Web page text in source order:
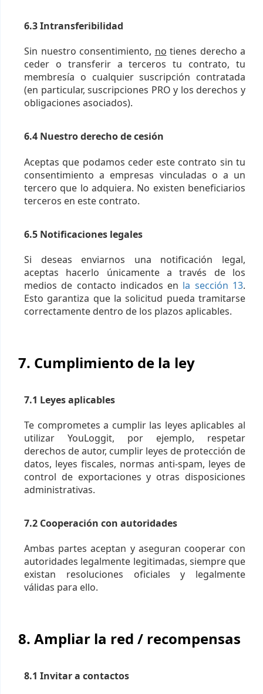
6.3 Intransferibilidad
Sin nuestro consentimiento, no tienes derecho a
ceder o transferir a terceros tu contrato, tu
membresía o cualquier suscripción contratada
(en particular, suscripciones PRO y los derechos y
obligaciones asociados).
6.4 Nuestro derecho de cesión
Aceptas que podamos ceder este contrato sin tu
consentimiento a empresas vinculadas o a un
tercero que lo adquiera. No existen beneficiarios
terceros en este contrato.
6.5 Notificaciones legales
Si deseas enviarnos una notificación legal,
aceptas hacerlo únicamente a través de los
medios de contacto indicados en la sección 13.
Esto garantiza que la solicitud pueda tramitarse
correctamente dentro de los plazos aplicables.
7. Cumplimiento de la ley
7.1 Leyes aplicables
Te comprometes a cumplir las leyes aplicables al
utilizar YouLoggit, por ejemplo, respetar
derechos de autor, cumplir leyes de protección de
datos, leyes fiscales, normas anti-spam, leyes de
control de exportaciones y otras disposiciones
administrativas.
7.2 Cooperación con autoridades
Ambas partes aceptan y aseguran cooperar con
autoridades legalmente legitimadas, siempre que
existan resoluciones oficiales y legalmente
válidas para ello.
8. Ampliar la red / recompensas
8.1 Invitar a contactos